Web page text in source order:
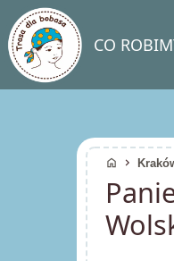
CO
home chevron_right